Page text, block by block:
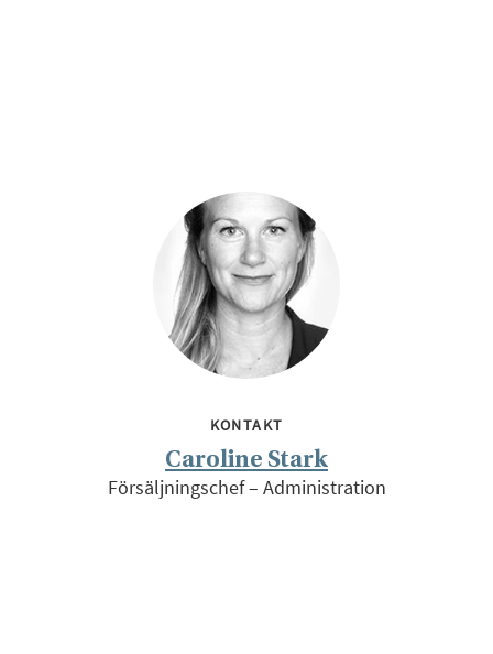
KONTAKT
Caroline Stark
Försäljningschef – Administration